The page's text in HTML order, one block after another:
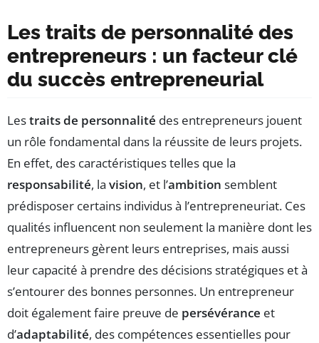
Les traits de personnalité des
entrepreneurs : un facteur clé
du succès entrepreneurial
Lestraits de personnalité des entrepreneurs jouent
un rôle fondamental dans la réussite de leurs projets.
En effet, des caractéristiques telles que la
responsabilité, la vision, et l’ambition semblent
prédisposer certains individus à l’entrepreneuriat. Ces
qualités influencent non seulement la manière dont les
entrepreneurs gèrent leurs entreprises, mais aussi
leur capacité à prendre des décisions stratégiques et à
s’entourer des bonnes personnes. Un entrepreneur
doit également faire preuve de persévérance et
d’adaptabilité, des compétences essentielles pour